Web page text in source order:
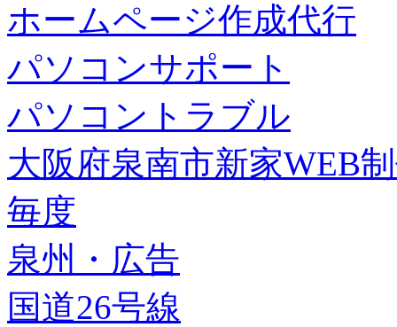
ホームページ作成代行
パソコンサポート
パソコントラブル
大阪府泉南市新家WEB
毎度
泉州・広告
国道26号線